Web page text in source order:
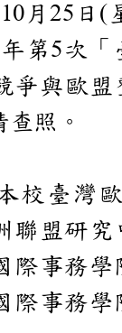
10月 25日 (
年第
5次
緣競
，請
由
歐洲
及國
大國